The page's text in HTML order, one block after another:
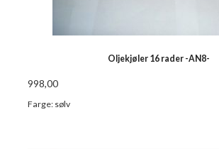
Oljekjøler 16 rader -AN8-
998,00
Farge: sølv